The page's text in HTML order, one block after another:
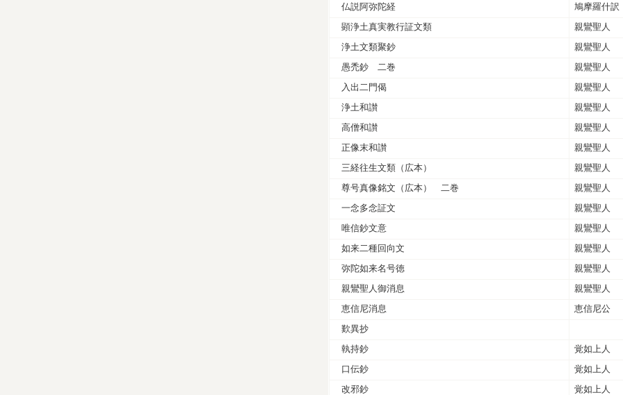
仏説阿弥陀経 鳩摩羅什訳
顕浄土真実教行証文類 親鸞聖人
浄土文類聚鈔 親鸞聖人
愚禿鈔 二巻 親鸞聖人
入出二門偈 親鸞聖人
浄土和讃 親鸞聖人
高僧和讃 親鸞聖人
正像末和讃 親鸞聖人
三経往生文類（広本） 親鸞聖人
尊号真像銘文（広本） 二巻 親鸞聖人
一念多念証文 親鸞聖人
唯信鈔文意 親鸞聖人
如来二種回向文 親鸞聖人
弥陀如来名号徳 親鸞聖人
親鸞聖人御消息 親鸞聖人
恵信尼消息 恵信尼公
歎異抄
執持鈔 覚如上人
口伝鈔 覚如上人
改邪鈔 覚如上人